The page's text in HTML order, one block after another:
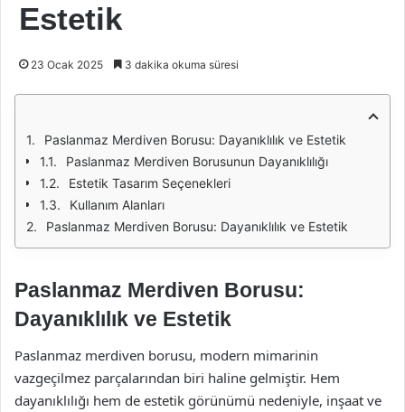
Estetik
23 Ocak 2025 3 dakika okuma süresi
Paslanmaz Merdiven Borusu: Dayanıklılık ve Estetik
Paslanmaz Merdiven Borusunun Dayanıklılığı
Estetik Tasarım Seçenekleri
Kullanım Alanları
Paslanmaz Merdiven Borusu: Dayanıklılık ve Estetik
Paslanmaz Merdiven Borusu:
Dayanıklılık ve Estetik
Paslanmaz merdiven borusu, modern mimarinin
vazgeçilmez parçalarından biri haline gelmiştir. Hem
dayanıklılığı hem de estetik görünümü nedeniyle, inşaat ve